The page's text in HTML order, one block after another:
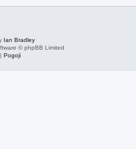
Ian Bradley
© phpBB Limited
Pogoji